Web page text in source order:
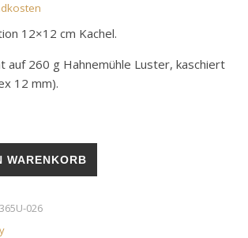
12×12 cm Kachel.
auf 260 g Hahnemühle Luster, kaschiert
12 mm).
| 26. Januar 2020 Menge
WARENKORB
026